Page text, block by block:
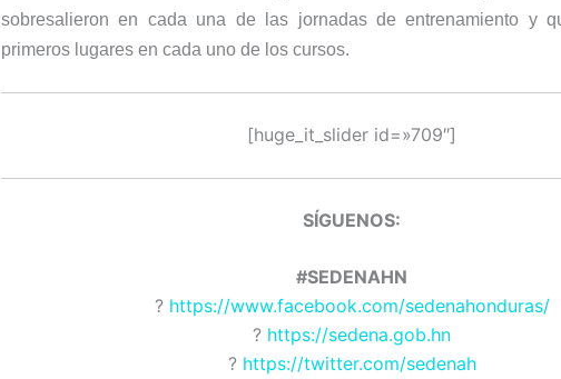
sobresalieron en cada una de las jornadas de entrenamiento y
primeros lugares en cada uno de los cursos.
[huge_it_slider id=»709″]
SÍGUENOS:
#SEDENAHN
? https://www.facebook.com/sedenahonduras/
? https://sedena.gob.hn
? https://twitter.com/sedenah